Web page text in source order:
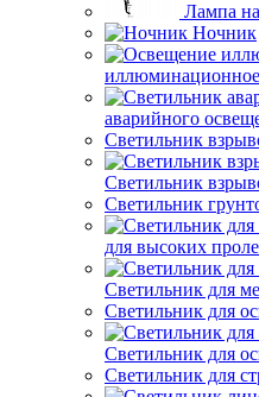
Лампа
Ночник
иллюминационное
аварийного
Светильник
Светильник
Светильник
для высоких
Светильник для
Светильник для
Светильник для
Светильник для